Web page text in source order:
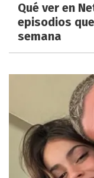
Qué ver en
episodios
semana